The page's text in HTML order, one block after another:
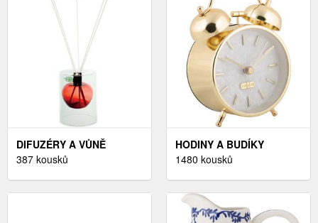
DIFUZÉRY A VŮNĚ
387 kousků
HODINY A BUDÍKY
1480 kousků